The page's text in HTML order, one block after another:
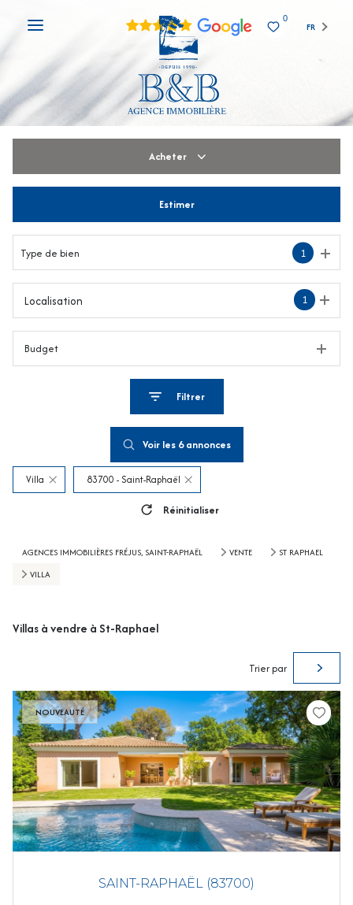
0
FR
Acheter
De l'immo pro
Estimer
Type de bien 1
1
Localisation
Budget
Filtrer
Voir les 6annonces
Villa 83700 - Saint-Raphaël
Réinitialiser
AGENCES IMMOBILIÈRES FRÉJUS, SAINT-RAPHAËL VENTE
ST RAPHAEL
VILLA
Villas à vendre à St-Raphael
Trier par
NOUVEAUTÉ
SAINT-RAPHAËL (83700)